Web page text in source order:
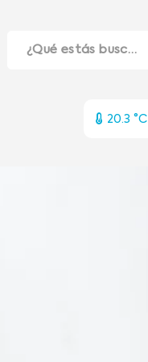
20.3 °C